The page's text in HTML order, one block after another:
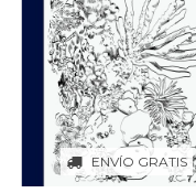
ENVÍO GRATIS